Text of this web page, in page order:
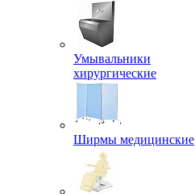
Умывальники
хирургические
Ширмы медицинские